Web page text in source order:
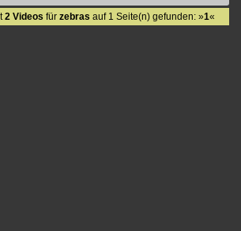
2 Videos für zebras auf 1 Seite(n) gefunden: »1«